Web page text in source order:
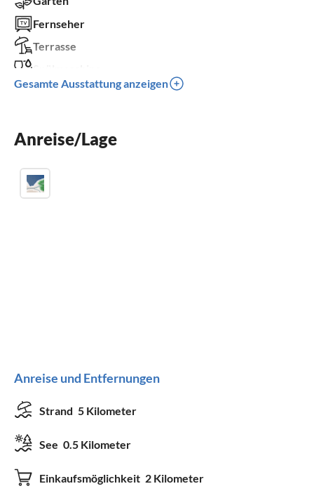
Fernseher
Terrasse
Parkplatz
Gesamte Ausstattung anzeigen
Anreise/Lage
Anreise und Entfernungen
Strand 5 Kilometer
See 0.5 Kilometer
Einkaufsmöglichkeit 2 Kilometer